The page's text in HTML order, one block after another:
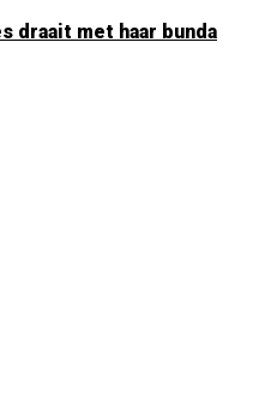
draait met haar bunda